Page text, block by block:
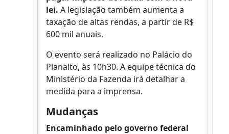
lei. A legislação também aumenta a
taxação de altas rendas, a partir de R$
600 mil anuais.
O evento será realizado no Palácio do
Planalto, às 10h30. A equipe técnica do
Ministério da Fazenda irá detalhar a
medida para a imprensa.
Mudanças
Encaminhado pelo governo federal